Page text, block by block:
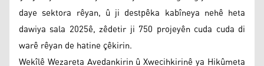
daye sektora rêyan, û ji destpêka kabîneya nehê heta
dawiya sala 2025ê, zêdetir ji 750 projeyên cuda cuda di
warê rêyan de hatine çêkirin.
Wekîlê Wezareta Avedankirin û Xwecihkirinê ya Hikûmeta